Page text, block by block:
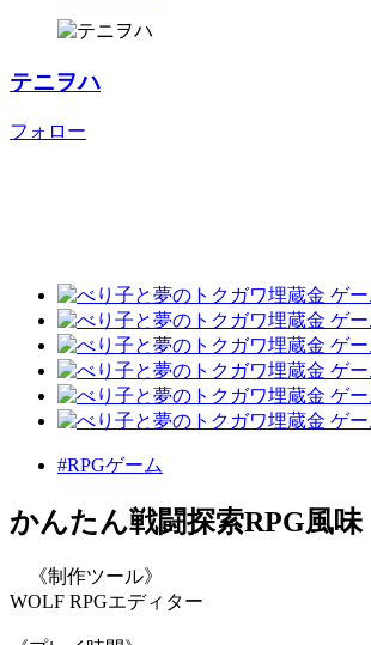
テニヲハ
フォロー
#RPGゲーム
かんたん戦闘探索RPG風味
《制作ツール》
WOLF RPGエディター